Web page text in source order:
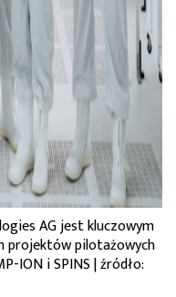
AG jest kluczowym
projektów pilotażowych
ION i SPINS | źródło: